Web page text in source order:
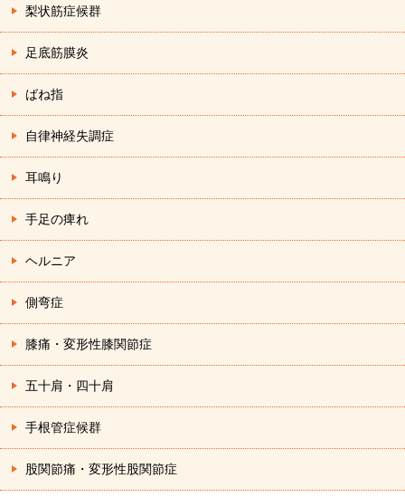
梨状筋症候群
足底筋膜炎
ばね指
自律神経失調症
耳鳴り
手足の痺れ
ヘルニア
側弯症
膝痛・変形性膝関節症
五十肩・四十肩
手根管症候群
股関節痛・変形性股関節症